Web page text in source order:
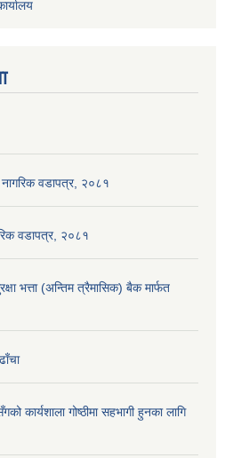
नागरिक वडापत्र, २०८१
वडापत्र, २०८१
भत्ता (अन्तिम त्रैमासिक) बैक मार्फत
कार्यशाला गोष्ठीमा सहभागी हुनका लागि